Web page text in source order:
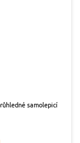
samolepicí